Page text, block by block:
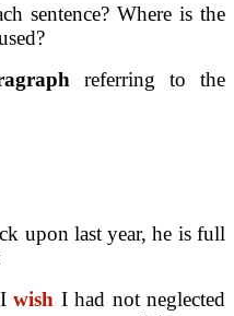
sentence? Where is the
referring to the
upon last year, he is full
Iwish I had not neglected